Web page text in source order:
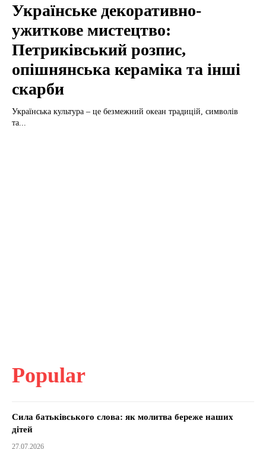
Українське декоративно-
ужиткове мистецтво:
Петриківський розпис,
опішнянська кераміка та інші
скарби
Українська культура – це безмежний океан традицій, символів
та...
Popular
Сила батьківського слова: як молитва береже наших
дітей
27.07.2026